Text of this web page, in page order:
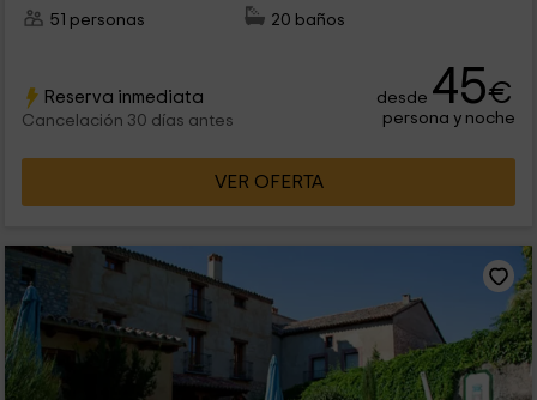
51 personas
20 baños
Reserva inmediata
Cancelación 30 días antes
desde 45€
persona y noche
VER OFERTA